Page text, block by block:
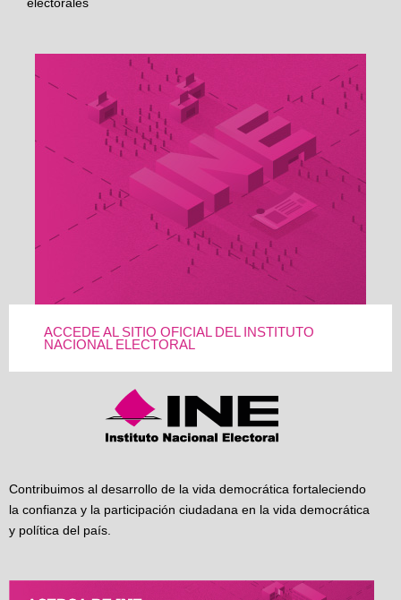
electorales
ACCEDE AL SITIO OFICIAL DEL INSTITUTO
NACIONAL ELECTORAL
Contribuimos al desarrollo de la vida democrática fortaleciendo
la confianza y la participación ciudadana en la vida democrática
y política del país.